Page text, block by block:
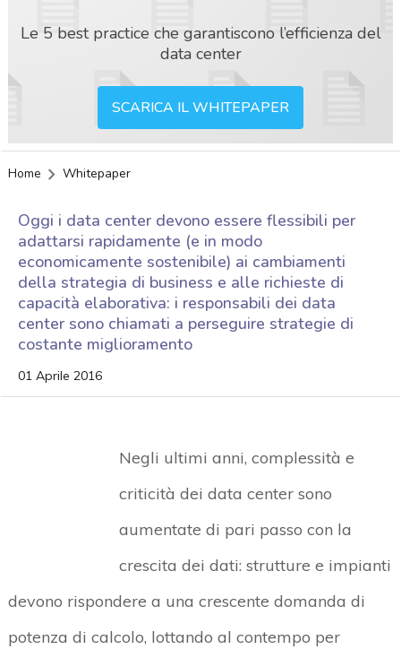
Le 5 best practice che garantiscono l’efficienza del
data center
SCARICA IL WHITEPAPER
Home Whitepaper
Oggi i data center devono essere flessibili per
adattarsi rapidamente (e in modo
economicamente sostenibile) ai cambiamenti
della strategia di business e alle richieste di
capacità elaborativa: i responsabili dei data
center sono chiamati a perseguire strategie di
costante miglioramento
01 Aprile 2016
Negli ultimi anni, complessità e
criticità dei data center sono
aumentate di pari passo con la
crescita dei dati: strutture e impianti
devono rispondere a una crescente domanda di
potenza di calcolo, lottando al contempo per